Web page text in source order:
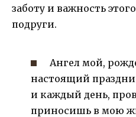
заботу и важность
подруги.
Ангел мой,
настоящий
и каждый день,
приносишь в мою